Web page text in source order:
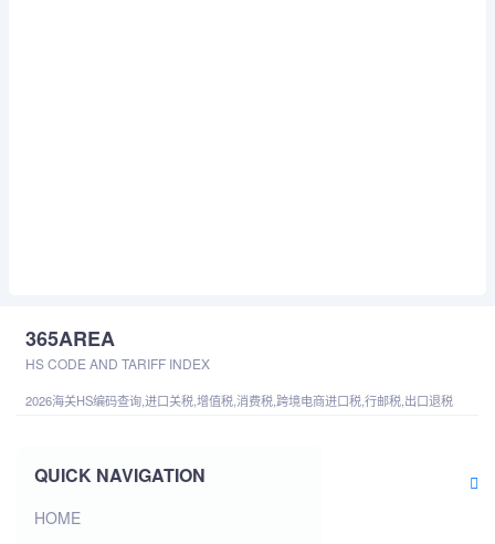
365AREA
HS CODE AND TARIFF INDEX
2026海关HS编码查询,进口关税,增值税,消费税,跨境电商进口税,行邮税,出口退税
QUICK NAVIGATION
HOME